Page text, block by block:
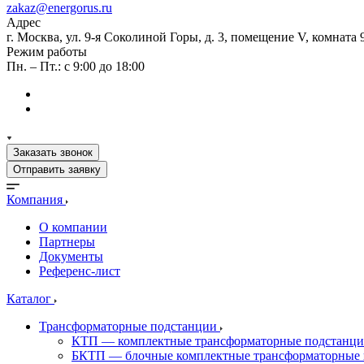
zakaz@energorus.ru
Адрес
г. Москва, ул. 9-я Соколиной Горы, д. 3, помещение V, комната
Режим работы
Пн. – Пт.: с 9:00 до 18:00
Заказать звонок
Отправить заявку
Компания
О компании
Партнеры
Документы
Референс-лист
Каталог
Трансформаторные подстанции
КТП — комплектные трансформаторные
БКТП — блочные комплектные трансформаторные